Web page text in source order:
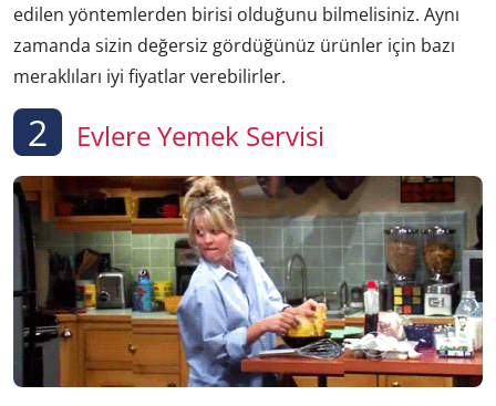
edilen yöntemlerden birisi olduğunu bilmelisiniz. Aynı
zamanda sizin değersiz gördüğünüz ürünler için bazı
meraklıları iyi fiyatlar verebilirler.
2 Evlere Yemek Servisi